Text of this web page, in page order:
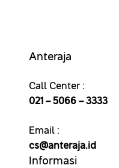
Anteraja
Call Center :
021 – 5066 – 3333
Email :
cs@anteraja.id
Informasi